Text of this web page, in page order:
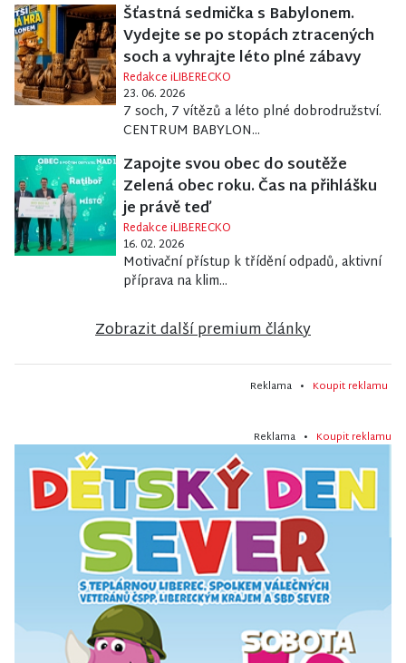
Šťastná sedmička s Babylonem.
Vydejte se po stopách ztracených
soch a vyhrajte léto plné zábavy
Redakce iLIBERECKO
23. 06. 2026
7 soch, 7 vítězů a léto plné dobrodružství.
CENTRUM BABYLON...
Zapojte svou obec do soutěže
Zelená obec roku. Čas na přihlášku
je právě teď
Redakce iLIBERECKO
16. 02. 2026
Motivační přístup k třídění odpadů, aktivní
příprava na klim...
Zobrazit další premium články
Reklama • Koupit reklamu
Reklama • Koupit reklamu